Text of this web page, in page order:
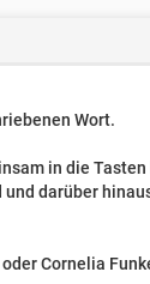
Wort.
in die
darüber
Cornelia